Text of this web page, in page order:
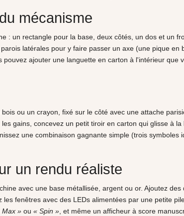
mécanisme
: un rectangle pour la base, deux côtés, un dos et un
latérales pour y faire passer un axe (une pique
ajouter une languette en carton à l'intérieur
ou un crayon, fixé sur le côté avec une attache
gains, concevez un petit tiroir en carton qui glisse à
une combinaison gagnante simple (trois
un rendu réaliste
avec une base métallisée, argent ou or. Ajoutez
les fenêtres avec des LEDs alimentées par une petite
Max » ou « Spin », et même un afficheur à score